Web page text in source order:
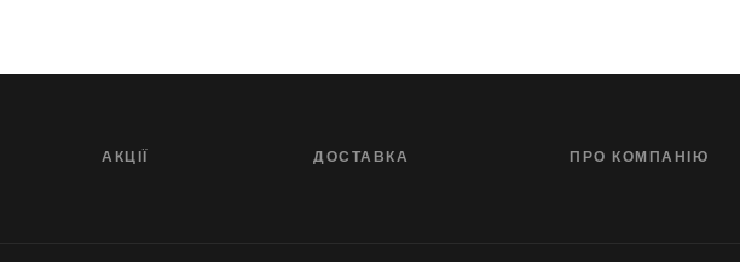
АКЦІЇ ДОСТАВКА ПРО КОМПАНІЮ